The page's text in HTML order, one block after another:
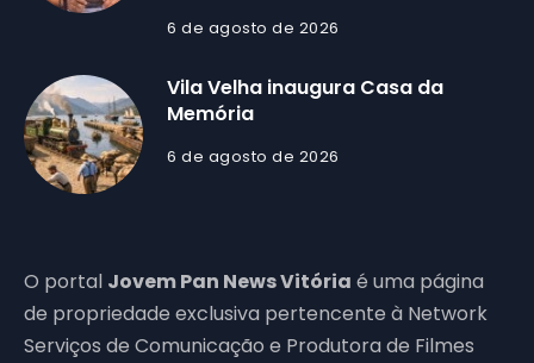
6 de agosto de 2026
Vila Velha inaugura Casa da
Memória
6 de agosto de 2026
O portal Jovem Pan News Vitória é uma página
de propriedade exclusiva pertencente à Network
Serviços de Comunicação e Produtora de Filmes